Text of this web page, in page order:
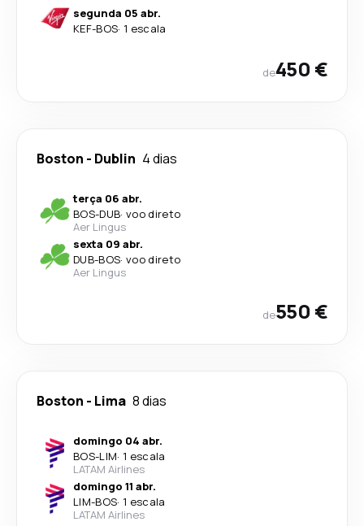
segunda 05 abr.
KEF-BOS· 1 escala
de450 €
Boston - Dublin 4 dias
terça 06 abr.
BOS-DUB· voo direto
Aer Lingus
sexta 09 abr.
DUB-BOS· voo direto
Aer Lingus
de550 €
Boston - Lima 8 dias
domingo 04 abr.
BOS-LIM· 1 escala
LATAM Airlines
domingo 11 abr.
LIM-BOS· 1 escala
LATAM Airlines